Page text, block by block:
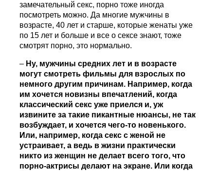
замечательный секс, порно тоже иногда
посмотреть можно. Да многие мужчины в
возрасте, 40 лет и старше, которые женаты уже
по 15 лет и больше и все о сексе знают, тоже
смотрят порно, это нормально.
– Ну, мужчины средних лет и в возрасте
могут смотреть фильмы для взрослых по
немного другим причинам. Например, когда
им хочется новизны впечатлений, когда
классический секс уже приелся и, уж
извините за такие пикантные нюансы, не так
возбуждает, и хочется чего-то новенького.
Или, например, когда секс с женой не
устраивает, а ведь в жизни практически
никто из женщин не делает всего того, что
порно-актрисы делают на экране. Или когда